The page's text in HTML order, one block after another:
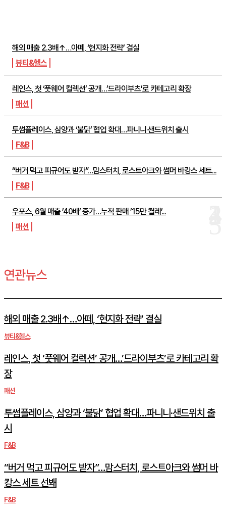
해외 매출 2.3배↑…아떼, ‘현지화 전략’ 결실
뷰티&헬스
레인스, 첫 ‘풋웨어 컬렉션’ 공개…’드라이부츠’로 카테고리 확장
패션
투썸플레이스, 삼양과 ‘불닭’ 협업 확대…파니니·샌드위치 출시
F&B
“버거 먹고 피규어도 받자”…맘스터치, 로스트아크와 썸머 바캉스 세트...
F&B
우포스, 6월 매출 ’40배’ 증가…누적 판매 ’15만 켤레’...
패션
연관뉴스
해외 매출 2.3배↑…아떼, ‘현지화 전략’ 결실
뷰티&헬스
레인스, 첫 ‘풋웨어 컬렉션’ 공개…’드라이부츠’로 카테고리 확
장
패션
투썸플레이스, 삼양과 ‘불닭’ 협업 확대…파니니·샌드위치 출
시
F&B
“버거 먹고 피규어도 받자”…맘스터치, 로스트아크와 썸머 바
캉스 세트 선봬
F&B